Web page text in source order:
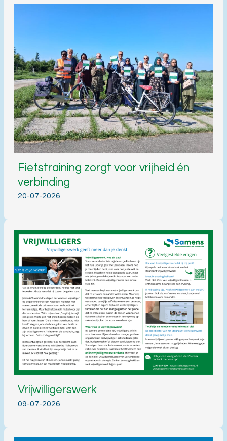
Fietstraining zorgt voor vrijheid én
verbinding
20-07-2026
Vrijwilligerswerk
09-07-2026